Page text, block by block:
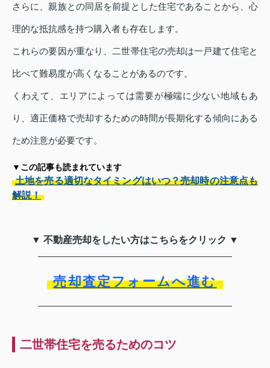
さらに、親族との同居を前提とした住宅であることから、心
理的な抵抗感を持つ購入者も存在します。
これらの要因が重なり、二世帯住宅の売却は一戸建て住宅と
比べて難易度が高くなることがあるのです。
くわえて、エリアによっては需要が極端に少ない地域もあ
り、適正価格で売却するための時間が長期化する傾向にある
ため注意が必要です。
▼この記事も読まれています
土地を売る適切なタイミングはいつ？売却時の注意点も
解説！
▼ 不動産売却をしたい方はこちらをクリック ▼
売却査定フォームへ進む
二世帯住宅を売るためのコツ